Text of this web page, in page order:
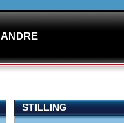
ANDRE
STILLING